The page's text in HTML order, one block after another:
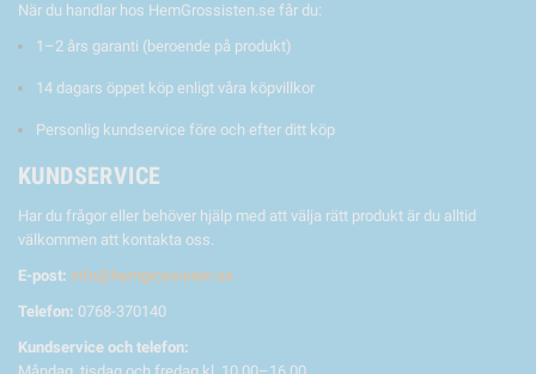
När du handlar hos HemGrossisten.se får du:
1–2 års garanti (beroende på produkt)
14 dagars öppet köp enligt våra köpvillkor
Personlig kundservice före och efter ditt köp
KUNDSERVICE
Har du frågor eller behöver hjälp med att välja rätt produkt är du alltid
välkommen att kontakta oss.
E-post: info@hemgrossisten.se
Telefon: 0768-370140
Kundservice och telefon: